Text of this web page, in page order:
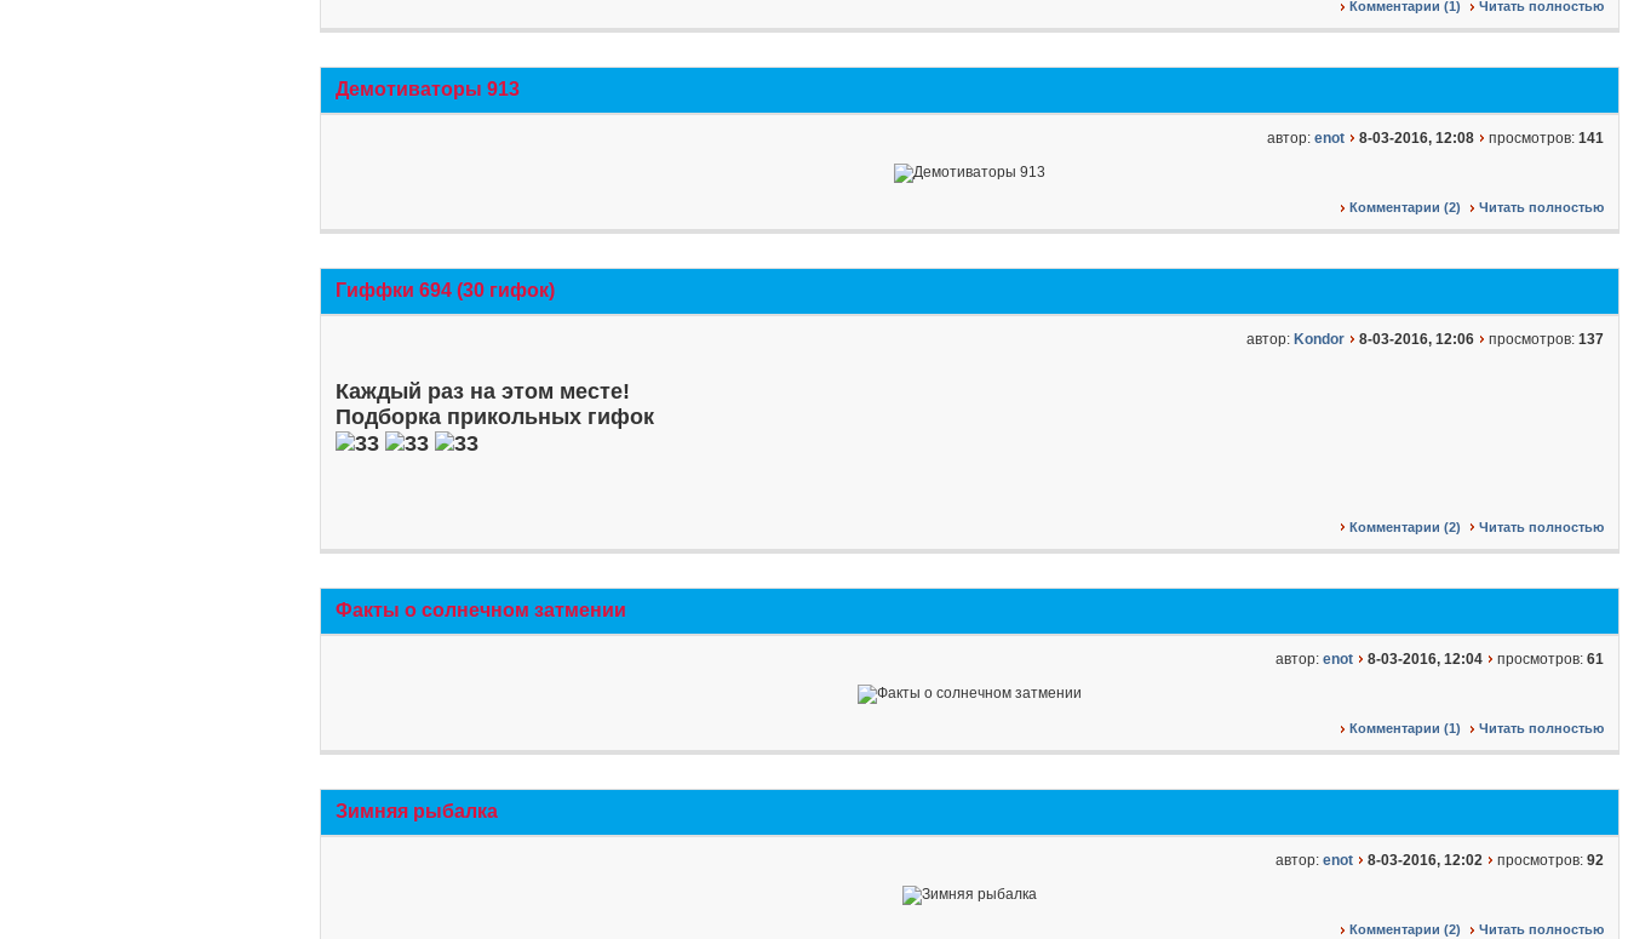
Комментарии (1) Читать полностью
Демотиваторы 913
автор: enot 8-03-2016, 12:08 просмотров: 141
Комментарии (2) Читать полностью
Гиффки 694 (30 гифок)
автор: Kondor 8-03-2016, 12:06 просмотров: 137
Каждый раз на этом месте!
Подборка прикольных гифок
Комментарии (2) Читать полностью
Факты о солнечном затмении
автор: enot 8-03-2016, 12:04 просмотров: 61
Комментарии (1) Читать полностью
Зимняя рыбалка
автор: enot 8-03-2016, 12:02 просмотров: 92
Комментарии (2) Читать полностью